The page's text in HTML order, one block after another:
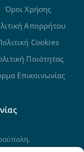
Όροι Χρήσης
Απορρήτου
Cookies
Ποιότητας
Επικοινωνίας